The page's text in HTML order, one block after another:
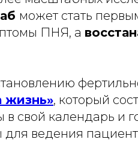
может стать
ПНЯ, а
жизнь», который
в свой календарь и
для ведения